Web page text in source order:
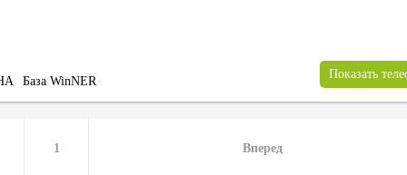
База WinNER
Показать
1 Вперед